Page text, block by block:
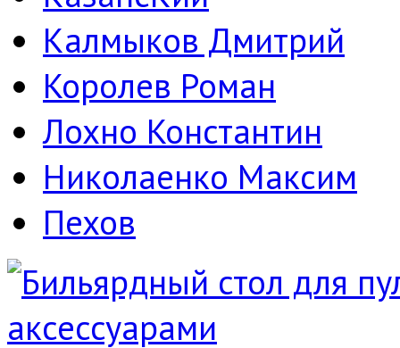
Калмыков Дмитрий
Королев Роман
Лохно Константин
Николаенко Максим
Пехов